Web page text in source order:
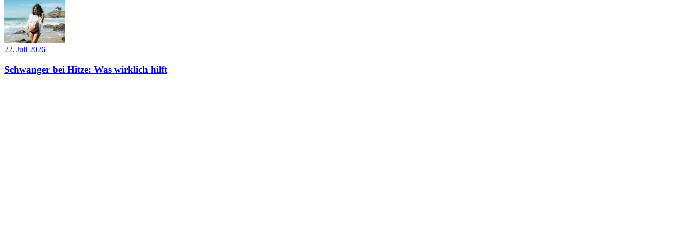
22. Juli 2026
Schwanger bei Hitze: Was wirklich hilft